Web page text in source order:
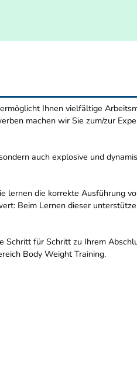
ermöglicht Ihnen vielfältige
machen wir Sie zum/zur
auch explosive und
lernen die korrekte Ausführung
Beim Lernen dieser
Schritt für Schritt zu Ihrem
Body Weight Training.